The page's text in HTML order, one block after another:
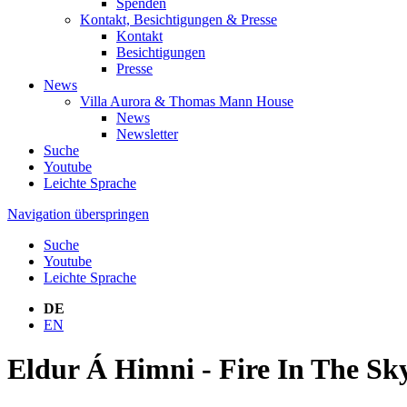
Spenden
Kontakt, Besichtigungen & Presse
Kontakt
Besichtigungen
Presse
News
Villa Aurora & Thomas Mann House
News
Newsletter
Suche
Youtube
Leichte Sprache
Navigation überspringen
Suche
Youtube
Leichte Sprache
DE
EN
Eldur Á Himni - Fire In The